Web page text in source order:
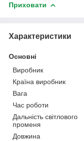
Приховати
Характеристики
Основні
Виробник
Країна виробник
Вага
Час роботи
Дальність світлового
променя
Довжина